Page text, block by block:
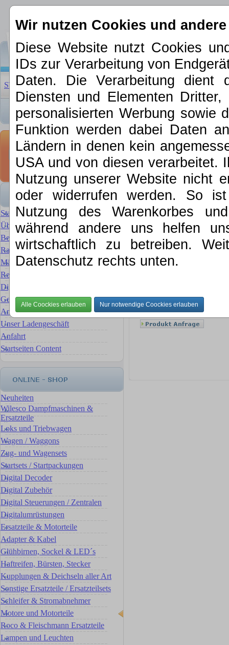
Wir nutzen Cookies und
Diese Website nutzt Cookies
IDs zur Verarbeitung von
Daten. Die Verarbeitung dient
Diensten und Elementen
personalisierten Werbung sowie
Funktion werden dabei Daten
Ländern in denen kein
USA und von diesen verarbeitet.
Nutzung unserer Website nicht
oder widerrufen werden. So
Nutzung des Warenkorbes
während andere uns helfen
wirtschaftlich zu betreiben.
Datenschutz rechts unten.
STARTSEITE| ÜBER UNS |NEUHEITEN 2026 |
Startseite
Über MKE
Bewertung für Ihre Sammlung
Rat & Tat
Märklin Ersatzteilservice
Reparaturservice Reparaturen
Digital- Umbauten & Umrüstungen
Gebrauchte Artikel
Ankauf, wir verkaufen für Sie
Unser Ladengeschäft
Anfahrt
Startseiten Content
Neuheiten
Wilesco Dampfmaschinen &
Ersatzteile
Loks und Triebwagen
Wagen / Waggons
Zug- und Wagensets
Startsets / Startpackungen
Digital Decoder
Digital Zubehör
Digital Steuerungen / Zentralen
Digitalumrüstungen
Ersatzteile & Motorteile
Adapter & Kabel
Glühbirnen, Sockel & LED´s
Haftreifen, Bürsten, Stecker
Kupplungen & Deichseln aller Art
Sonstige Ersatzteile / Ersatzteilsets
Schleifer & Stromabnehmer
Motore und Motorteile
Roco & Fleischmann Ersatzteile
Lampen und Leuchten
Ersatzteile &
Märklin
Märklin 222180